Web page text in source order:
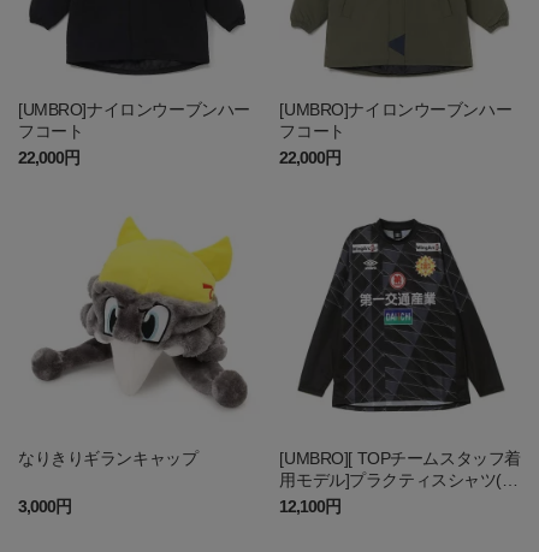
[UMBRO]ナイロンウーブンハー
フコート
22,000円
[UMBRO]ナイロンウーブンハー
フコート
22,000円
なりきりギランキャップ
3,000円
[UMBRO][ TOPチームスタッフ着
用モデル]プラクティスシャツ(長
袖)
12,100円